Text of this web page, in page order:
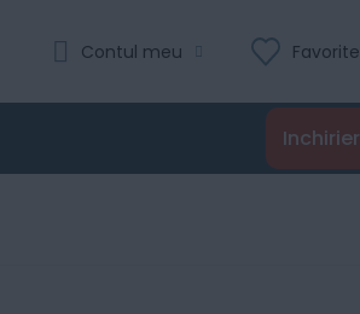
Favorite
Contul meu